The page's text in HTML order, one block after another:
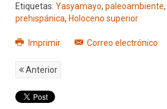
Etiquetas: Yasyamayo, paleoambiente,
prehispánica, Holoceno superior
Imprimir Correo electrónico
Anterior